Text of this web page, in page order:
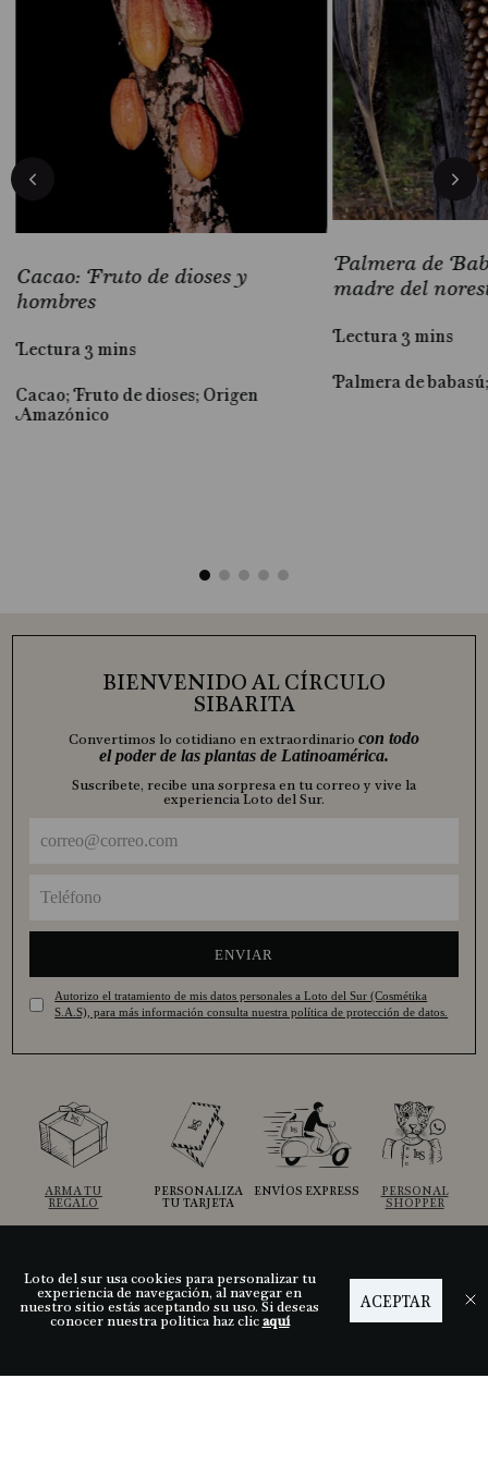
Cacao: Fruto de dioses y
hombres
Lectura 3 mins
Cacao; Fruto de dioses; Origen
Amazónico
Palmera de
madre del
Lectura 3 mins
Palmera de
BIENVENIDO AL CÍRCULO
SIBARITA
Convertimos lo cotidiano en extraordinario con todo
el poder de las plantas de Latinoamérica.
Suscríbete, recibe una sorpresa en tu correo y vive la
experiencia Loto del Sur.
ENVIAR
Autorizo el tratamiento de mis datos personales a Loto del Sur (Cosmétika
S.A.S), para más información consulta nuestra política de protección de datos.
ARMA TU
REGALO
PERSONALIZA
TU TARJETA
ENVÍOS EXPRESS
PERSONAL
SHOPPER
Ayuda
Descubre LDS
ACEPTAR
Loto del sur usa cookies para personalizar tu
experiencia de navegación, al navegar en
nuestro sitio estás aceptando su uso. Si deseas
conocer nuestra política haz clicaquí